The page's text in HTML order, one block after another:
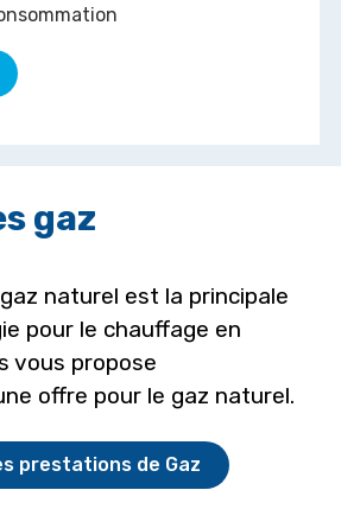
gaz
naturel est la principale
pour le chauffage en
vous propose
offre pour le gaz naturel.
prestations de Gaz